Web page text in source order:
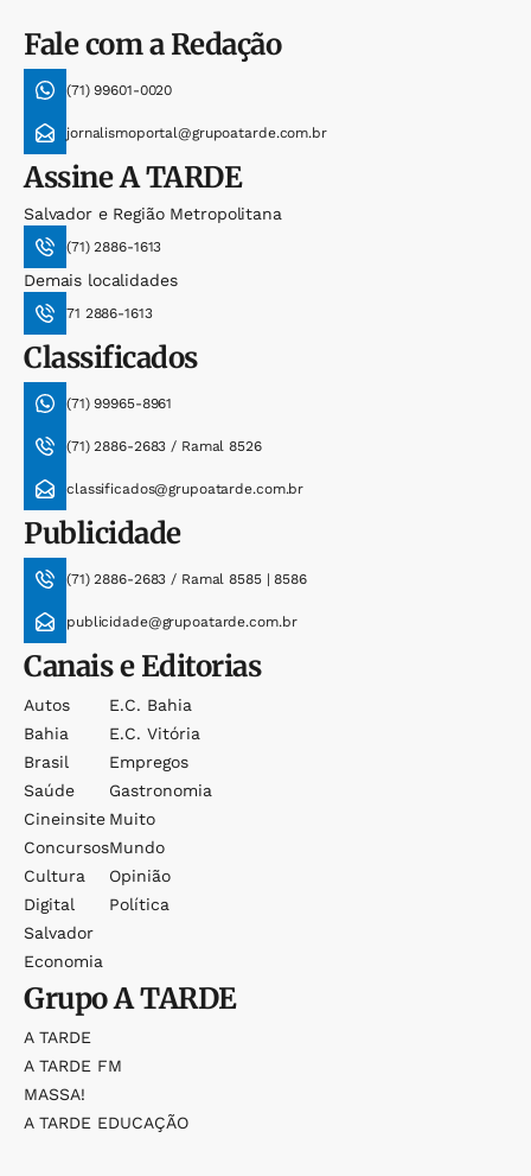
Fale com a Redação
(71) 99601-0020
jornalismoportal@grupoatarde.com.br
AssineA TARDE
Salvador e Região Metropolitana
(71) 2886-1613
Demais localidades
71 2886-1613
Classificados
(71) 99965-8961
(71) 2886-2683 / Ramal 8526
classificados@grupoatarde.com.br
Publicidade
(71) 2886-2683 / Ramal 8585 | 8586
publicidade@grupoatarde.com.br
Canais e Editorias
Autos
Bahia
Brasil
Saúde
Cineinsite
Concursos
Cultura
Digital
Salvador
Economia
E.c. Bahia
E.c. Vitória
Empregos
Gastronomia
Muito
Mundo
Opinião
Política
GrupoA TARDE
A TARDE
A TARDE FM
MASSA!
A TARDE EDUCAÇÃO